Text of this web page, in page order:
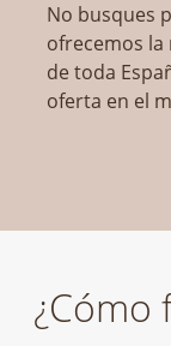
No busques
ofrecemos
de toda
oferta en el
¿Cómo